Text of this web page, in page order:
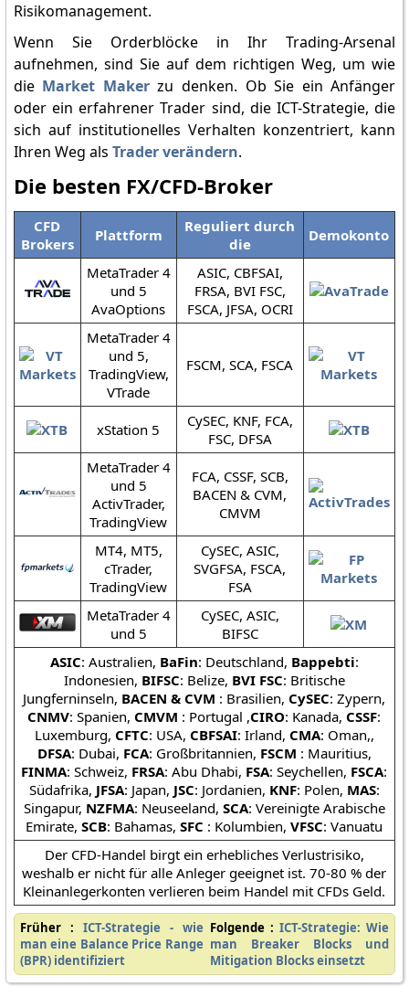
Risikomanagement.
Wenn Sie Orderblöcke in Ihr Trading-Arsenal
aufnehmen, sind Sie auf dem richtigen Weg, um wie
die Market Makerzu denken. Ob Sie ein Anfänger
oder ein erfahrener Trader sind, die ICT-Strategie, die
sich auf institutionelles Verhalten konzentriert, kann
Ihren Weg als Trader verändern.
Die besten FX/CFD-Broker
CFD
Brokers
Plattform
Reguliert durch
die
Demokonto
MetaTrader 4
und 5
AvaOptions
ASIC, CBFSAI,
FRSA, BVI FSC,
FSCA, JFSA, OCRI
MetaTrader 4
und 5,
TradingView,
VTrade
FSCM, SCA, FSCA
xStation 5
CySEC, KNF, FCA,
FSC, DFSA
MetaTrader 4
und 5
ActivTrader,
TradingView
FCA, CSSF, SCB,
BACEN & CVM,
CMVM
MT4, MT5,
cTrader,
TradingView
CySEC, ASIC,
SVGFSA, FSCA,
FSA
MetaTrader 4
und 5
CySEC, ASIC,
BIFSC
ASIC: Australien, BaFin: Deutschland, Bappebti:
Indonesien, BIFSC: Belize, BVI FSC: Britische
Jungferninseln, BACEN & CVM : Brasilien, CySEC: Zypern,
CNMV: Spanien, CMVM : Portugal ,CIRO: Kanada, CSSF:
Luxemburg, CFTC: USA, CBFSAI: Irland, CMA: Oman,,
DFSA: Dubai, FCA: Großbritannien, FSCM : Mauritius,
FINMA: Schweiz, FRSA: Abu Dhabi, FSA: Seychellen, FSCA:
Südafrika, JFSA: Japan, JSC: Jordanien, KNF: Polen, MAS:
Singapur, NZFMA: Neuseeland, SCA: Vereinigte Arabische
Emirate,SCB: Bahamas,SFC : Kolumbien,VFSC: Vanuatu
Der CFD-Handel birgt ein erhebliches Verlustrisiko,
weshalb er nicht für alle Anleger geeignet ist. 70-80 % der
Kleinanlegerkonten verlieren beim Handel mit CFDs Geld.
Früher : ICT-Strategie - wie
man eine Balance Price Range
(BPR) identifiziert
Folgende : ICT-Strategie: Wie
man Breaker Blocks und
Mitigation Blocks einsetzt